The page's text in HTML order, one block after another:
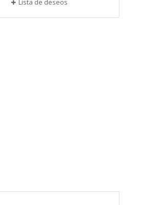
Lista de deseos